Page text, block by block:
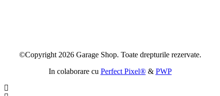
©Copyright 2026 Garage Shop. Toate drepturile rezervate.
In colaborare cu Perfect Pixel®& PWP